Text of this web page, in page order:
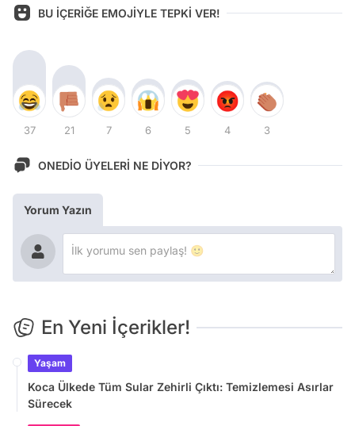
BU İÇERİĞE EMOJİYLE TEPKİ VER!
37 21 7 6 5 4 3
ONEDİO ÜYELERİ NE DİYOR?
Yorum Yazın
En Yeni İçerikler!
Yaşam
Koca Ülkede Tüm Sular Zehirli Çıktı: Temizlemesi Asırlar
Sürecek